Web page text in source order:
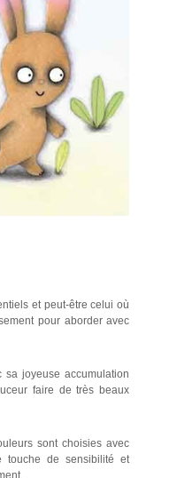
et peut-être celui où
pour aborder avec
joyeuse accumulation
faire de très beaux
sont choisies avec
touche de sensibilité et